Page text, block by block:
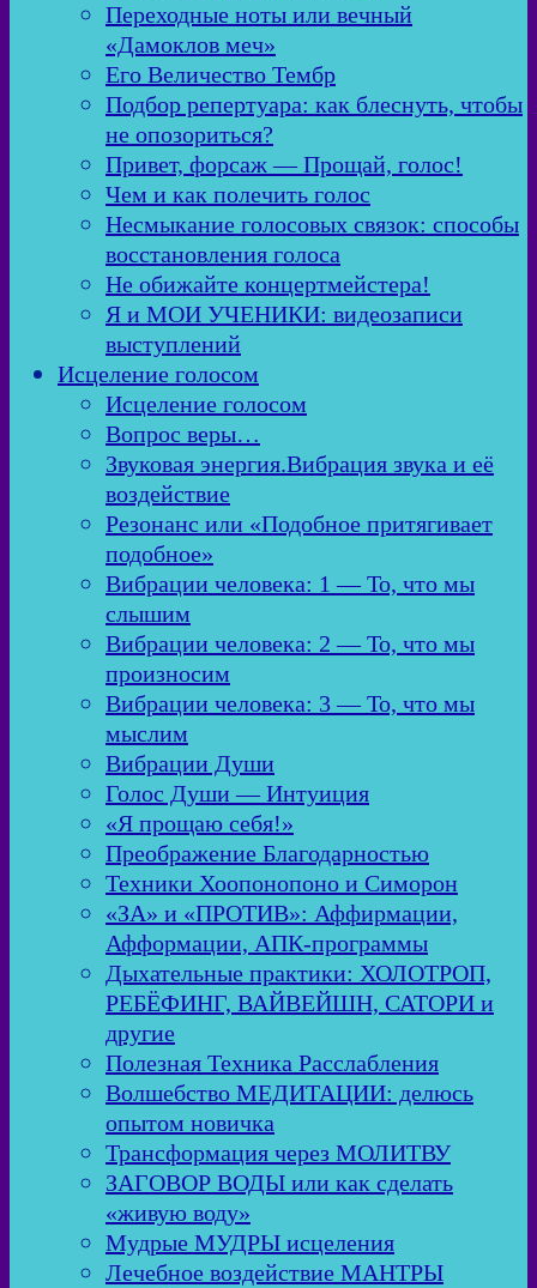
Переходные ноты или вечный
«Дамоклов меч»
Его Величество Тембр
Подбор репертуара: как блеснуть, чтобы
не опозориться?
Привет, форсаж — Прощай, голос!
Чем и как полечить голос
Несмыкание голосовых связок: способы
восстановления голоса
Не обижайте концертмейстера!
Я и МОИ УЧЕНИКИ: видеозаписи
выступлений
Исцеление голосом
Исцеление голосом
Вопрос веры…
Звуковая энергия.Вибрация звука и её
воздействие
Резонанс или «Подобное притягивает
подобное»
Вибрации человека: 1 — То, что мы
слышим
Вибрации человека: 2 — То, что мы
произносим
Вибрации человека: 3 — То, что мы
мыслим
Вибрации Души
Голос Души — Интуиция
«Я прощаю себя!»
Преображение Благодарностью
Техники Хоопонопоно и Симорон
«ЗА» и «ПРОТИВ»: Аффирмации,
Афформации, АПК-программы
Дыхательные практики: ХОЛОТРОП,
РЕБЁФИНГ, ВАЙВЕЙШН, САТОРИ и
другие
Полезная Техника Расслабления
Волшебство МЕДИТАЦИИ: делюсь
опытом новичка
Трансформация через МОЛИТВУ
ЗАГОВОР ВОДЫ или как сделать
«живую воду»
Мудрые МУДРЫ исцеления
Лечебное воздействие МАНТРЫ